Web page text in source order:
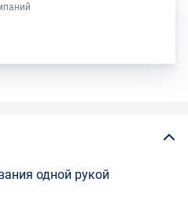
одной рукой